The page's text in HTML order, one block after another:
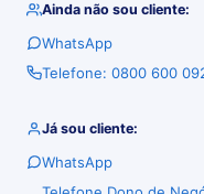
Ainda não sou cliente:
WhatsApp
Telefone: 0800 600
Já sou cliente:
WhatsApp